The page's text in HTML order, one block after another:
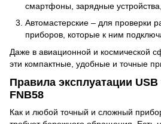
смартфоны, зарядные устройства,
Автомастерские – для проверки
приборов, которые к ним
Даже в авиационной и космической
эти компактные, удобные и точные
Правила эксплуатации USB
FNB58
Как и любой точный и сложный